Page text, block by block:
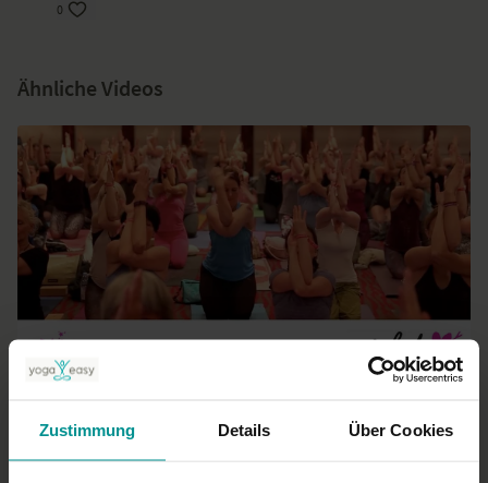
Zustimmung Details Über Cookies
0
Ähnliche Videos
02:09
Für alle | Yoga Talks